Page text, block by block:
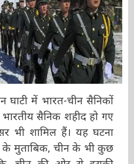
घाटी में भारत-चीन
में तीन भारतीय सैनिक
एक अफसर भी शामिल
हुई है। सूत्रों के मुताबिक,
हैं। हालांकि, चीन की